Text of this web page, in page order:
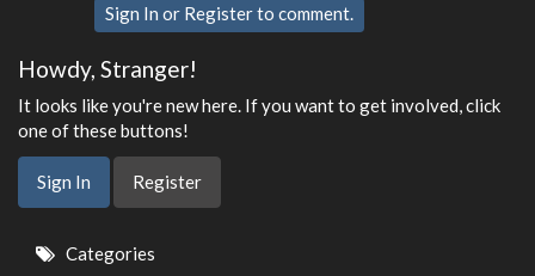
Sign In or Registerto comment.
Howdy, Stranger!
It looks like you're new here. If you want to get involved, click
one of these buttons!
Sign In Register
Quick
Categories